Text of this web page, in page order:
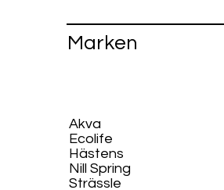
Marken
Akva
Ecolife​
Hästens
Nill Spring
Strässle